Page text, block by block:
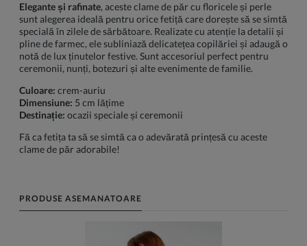
Elegante și rafinate, aceste clame de păr cu floricele și perle
sunt alegerea ideală pentru orice fetiță care dorește să se simtă
specială în zilele de sărbătoare. Realizate cu atenție la detalii și
pline de farmec, ele subliniază delicatețea copilăriei și adaugă o
notă de lux ținutelor festive. Sunt accesoriul perfect pentru
ceremonii, nunți, botezuri și alte evenimente de familie.
Culoare: crem-auriu
Dimensiune: 5 cm lățime
Destinație: ocazii speciale și ceremonii
Fă ca fetița ta să se simtă ca o adevărată prințesă cu aceste
clame de păr adorabile!
PRODUSE ASEMANATOARE